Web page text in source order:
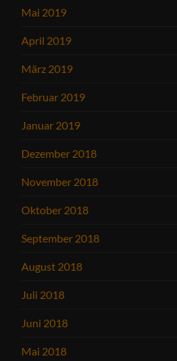
Mai 2019
April 2019
März 2019
Februar 2019
Januar 2019
Dezember 2018
November 2018
Oktober 2018
September 2018
August 2018
Juli 2018
Juni 2018
Mai 2018